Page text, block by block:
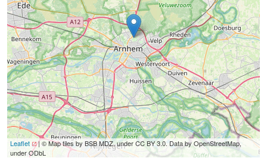
Leaflet
| © Map tiles by BSB MDZ, under CC BY 3.0. Data by OpenStreetMap,
under ODbL